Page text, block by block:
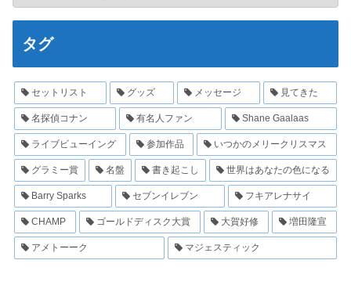
タグ
セットリスト グッズ メッセージ 見てきた
名探偵コナン 有名人ファン Shane Gaalaas
ライブビューイング 参加作品 いつかのメリークリスマス
グラミー賞 名盤 書き起こし 世界はあなたの色になる
Barry Sparks セブンイレブン フキアレナサイ
CHAMP ゴールドディスク大賞 大賀好修 増田隆宣
アメトーーク マジェスティック